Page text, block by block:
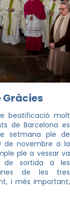
beatificació molt
de Barcelona es
setmana ple de
de novembre a la
ple a vessar va
de sortida a les
de les tres
i més important,